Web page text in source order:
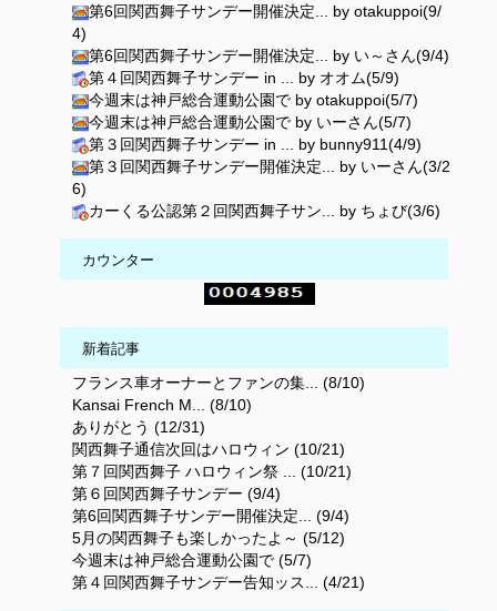
第6回関西舞子サンデー開催決定... by otakuppoi(9/
4)
第6回関西舞子サンデー開催決定... by い～さん(9/4)
第４回関西舞子サンデー in ... by オオム(5/9)
今週末は神戸総合運動公園で by otakuppoi(5/7)
今週末は神戸総合運動公園で by いーさん(5/7)
第３回関西舞子サンデー in ... by bunny911(4/9)
第３回関西舞子サンデー開催決定... by いーさん(3/2
6)
カーくる公認第２回関西舞子サン... by ちょび(3/6)
カウンター
新着記事
フランス車オーナーとファンの集... (8/10)
Kansai French M... (8/10)
ありがとう (12/31)
関西舞子通信次回はハロウィン (10/21)
第７回関西舞子 ハロウィン祭 ... (10/21)
第６回関西舞子サンデー (9/4)
第6回関西舞子サンデー開催決定... (9/4)
5月の関西舞子も楽しかったよ～ (5/12)
今週末は神戸総合運動公園で (5/7)
第４回関西舞子サンデー告知ッス... (4/21)